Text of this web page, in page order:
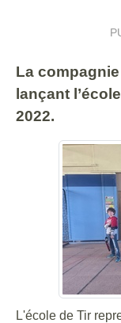
La
lançant
2022.
L'école de Tir